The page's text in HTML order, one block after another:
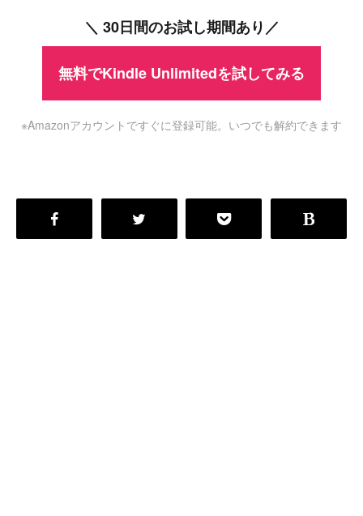
＼ 30日間のお試し期間あり／
無料でKindle Unlimitedを試してみる
※Amazonアカウントですぐに登録可能。いつでも解約できます